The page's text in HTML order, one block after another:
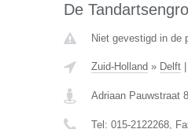
De
Niet gevestigd in de
Zuid-Holland » Delft|
Adriaan Pauwstraat
Tel: 015-2122268,